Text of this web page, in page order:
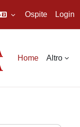
Ospite Login
Home Altro